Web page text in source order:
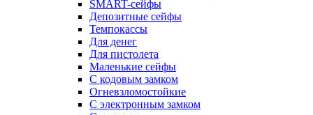
SMART-сейфы
Депозитные сейфы
Темпокассы
Для денег
Для пистолета
Маленькие сейфы
С кодовым замком
Огневзломостойкие
С электронным замком